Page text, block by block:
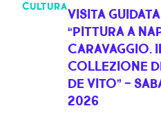
CULTURAVISITA
“PITTURA A
CARAVAGGIO.
COLLEZIONE
DE VITO” -
2026